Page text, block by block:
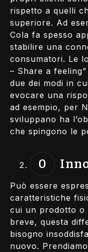
rispetto a quelli
superiore. Ad
Cola fa spesso
stabilire una
consumatori. Le
– Share a
due dei modi in
evocare una
ad esempio, per
sviluppano ha
che spingono le
Può essere
caratteristiche
cui un prodotto o
breve, questa
bisogno
nuovo.